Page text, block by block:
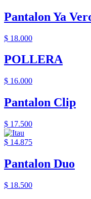
Pantalon Ya
$ 18.000
POLLERA
$ 16.000
Pantalon Clip
$ 17.500
$ 14.875
Pantalon Duo
$ 18.500